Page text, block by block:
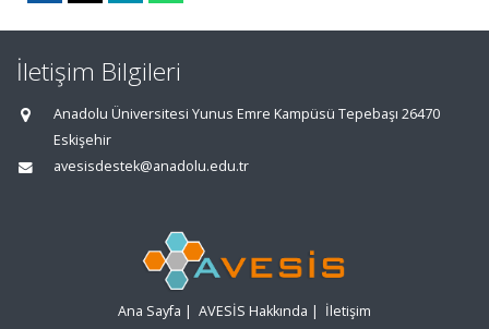
İletişim Bilgileri
Anadolu Üniversitesi Yunus Emre Kampüsü Tepebaşı 26470
Eskişehir
avesisdestek@anadolu.edu.tr
Ana Sayfa | AVESİS Hakkında | İletişim